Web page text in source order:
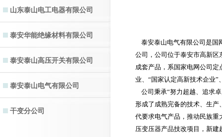
山东泰山电工电器有限公司
泰安华能绝缘材料有限公司
泰安泰山高压开关有限公司
泰安泰山电气有限公司
干变分公司
泰安泰山电气有限公司是国
公司，公司位于泰安市高新
成套产品，系国家电网公司
业、“国家认定高新技术企业”
公司秉承“努力超越、追求
形成了成熟完备的技术、生产
代要求电气产品，推动民族
压变压器产品技改项目，新